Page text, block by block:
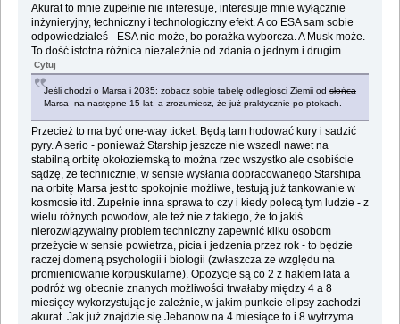
Akurat to mnie zupełnie nie interesuje, interesuje mnie wyłącznie
inżynieryjny, techniczny i technologiczny efekt. A co ESA sam sobie
odpowiedziałeś - ESA nie może, bo porażka wyborcza. A Musk może.
To dość istotna różnica niezależnie od zdania o jednym i drugim.
Cytuj
Jeśli chodzi o Marsa i 2035: zobacz sobie tabelę odległości Ziemii od słońca
Marsa na następne 15 lat, a zrozumiesz, że już praktycznie po ptokach.
Przecież to ma być one-way ticket. Będą tam hodować kury i sadzić
pyry. A serio - ponieważ Starship jeszcze nie wszedł nawet na
stabilną orbitę okołoziemską to można rzec wszystko ale osobiście
sądzę, że technicznie, w sensie wysłania dopracowanego Starshipa
na orbitę Marsa jest to spokojnie możliwe, testują już tankowanie w
kosmosie itd. Zupełnie inna sprawa to czy i kiedy polecą tym ludzie - z
wielu różnych powodów, ale też nie z takiego, że to jakiś
nierozwiązywalny problem techniczny zapewnić kilku osobom
przeżycie w sensie powietrza, picia i jedzenia przez rok - to będzie
raczej domeną psychologii i biologii (zwłaszcza ze względu na
promieniowanie korpuskularne). Opozycje są co 2 z hakiem lata a
podróż wg obecnie znanych możliwości trwałaby między 4 a 8
miesięcy wykorzystując je zależnie, w jakim punkcie elipsy zachodzi
akurat. Jak już znajdzie się Jebanow na 4 miesiące to i 8 wytrzyma.